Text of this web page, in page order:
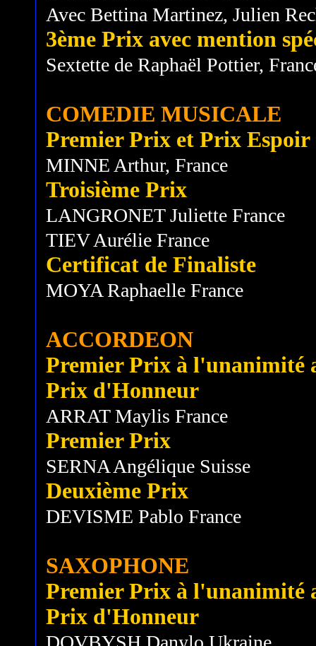
Avec Bettina Martinez, Julien
3ème Prix avec mention
Sextette de Raphaël Pottier,
COMEDIE MUSICALE
Premier Prix et Prix Espoir
MINNE Arthur, France
Troisième Prix
LANGRONET Juliette France
TIEV Aurélie France
Certificat de Finaliste
MOYA Raphaelle France
ACCORDEON
Premier Prix à l'unanimité
Prix d'Honneur
ARRAT Maylis France
Premier Prix
SERNA Angélique Suisse
Deuxième Prix
DEVISME Pablo France
SAXOPHONE
Premier Prix à l'unanimité
Prix d'Honneur